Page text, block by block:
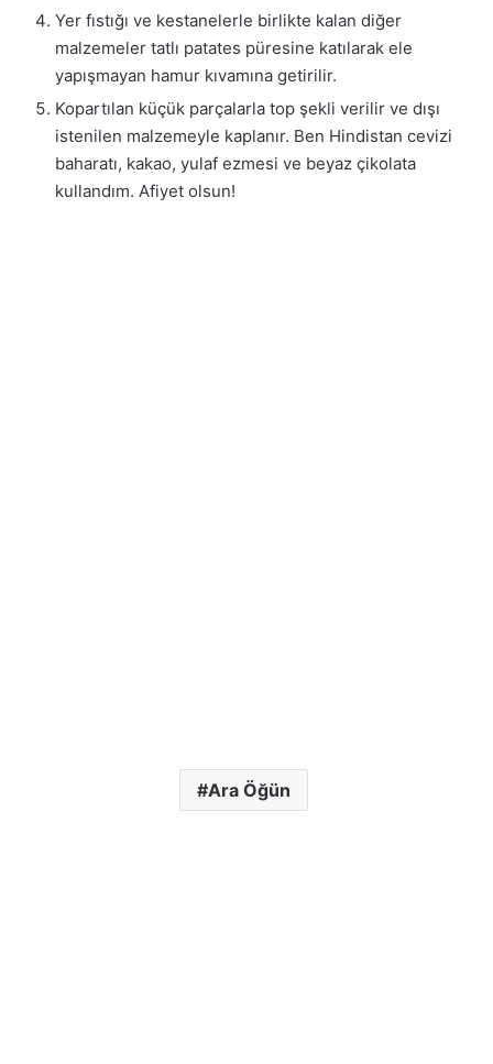
Yer fıstığı ve kestanelerle birlikte kalan diğer
malzemeler tatlı patates püresine katılarak ele
yapışmayan hamur kıvamına getirilir.
Kopartılan küçük parçalarla top şekli verilir ve dışı
istenilen malzemeyle kaplanır. Ben Hindistan cevizi
baharatı, kakao, yulaf ezmesi ve beyaz çikolata
kullandım. Afiyet olsun!
Ara Öğün